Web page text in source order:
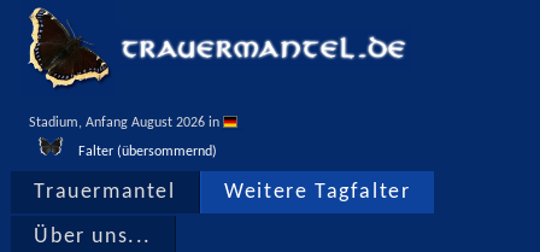
Stadium, Anfang August 2026 in
Falter (übersommernd)
Trauermantel Weitere Tagfalter
Über uns...